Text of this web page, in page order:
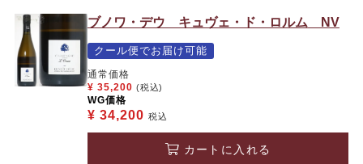
ブノワ・デウ キュヴェ・ド・ロルム NV
クール便でお届け可能
通常価格
¥ 35,200 (税込)
WG価格
¥ 34,200 税込
カートに入れる